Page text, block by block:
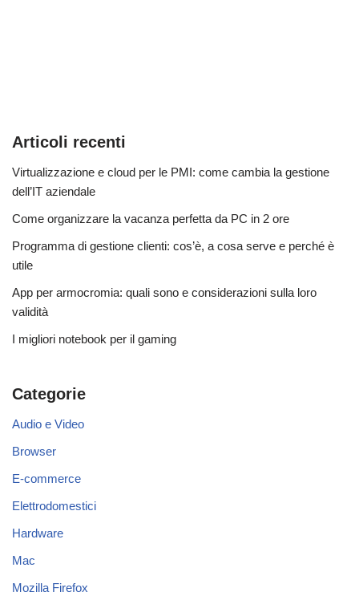
Articoli recenti
Virtualizzazione e cloud per le PMI: come cambia la gestione
dell’IT aziendale
Come organizzare la vacanza perfetta da PC in 2 ore
Programma di gestione clienti: cos’è, a cosa serve e perché è
utile
App per armocromia: quali sono e considerazioni sulla loro
validità
I migliori notebook per il gaming
Categorie
Audio e Video
Browser
E-commerce
Elettrodomestici
Hardware
Mac
Mozilla Firefox